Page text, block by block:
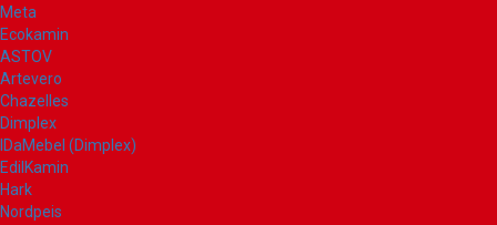
Meta
Ecokamin
ASTOV
Artevero
Chazelles
Dimplex
IDaMebel (Dimplex)
EdilKamin
Hark
Nordpeis